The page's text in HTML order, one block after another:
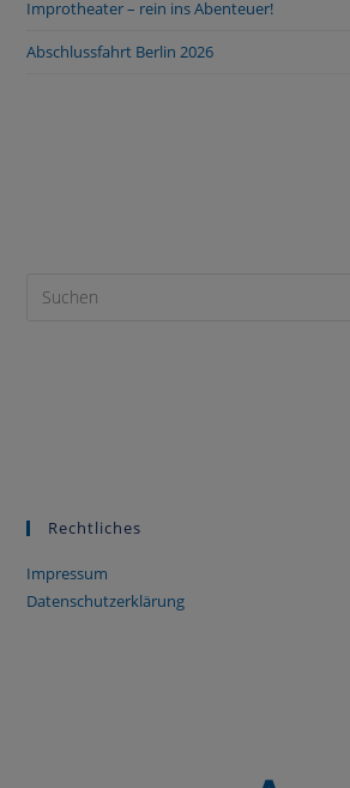
Improtheater – rein ins Abenteuer!
Abschlussfahrt Berlin 2026
Rechtliches
Impressum
Datenschutzerklärung